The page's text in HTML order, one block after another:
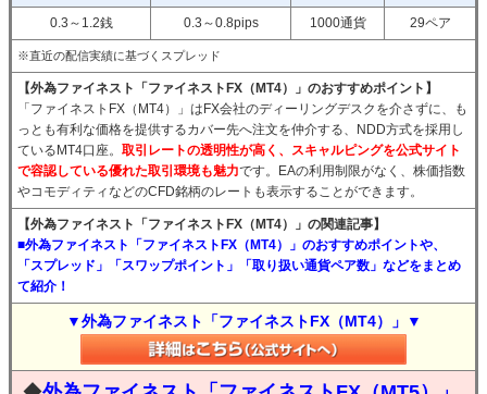
0.3～1.2銭 0.3～0.8pips 1000通貨 29ペア
※直近の配信実績に基づくスプレッド
【外為ファイネスト「ファイネストFX（MT4）」のおすすめポイント】
「ファイネストFX（MT4）」はFX会社のディーリングデスクを介さずに、も
っとも有利な価格を提供するカバー先へ注文を仲介する、NDD方式を採用し
ているMT4口座。 取引レートの透明性が高く、スキャルピングを公式サイト
で容認している優れた取引環境も魅力です。EAの利用制限がなく、株価指数
やコモディティなどのCFD銘柄のレートも表示することができます。
【外為ファイネスト「ファイネストFX（MT4）」の関連記事】
■外為ファイネスト「ファイネストFX（MT4）」のおすすめポイントや、
「スプレッド」「スワップポイント」「取り扱い通貨ペア数」などをまとめ
て紹介！
▼外為ファイネスト「ファイネストFX（MT4）」▼